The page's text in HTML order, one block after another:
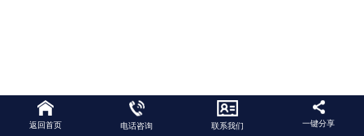
返回首页 电话咨询 联系我们 一键分享